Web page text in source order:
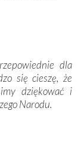
świece
kroku
sztukę i
siebie bardzo
się obco.
ale też
w naszej
dla
się cieszę, że
dziękować i
Narodu.